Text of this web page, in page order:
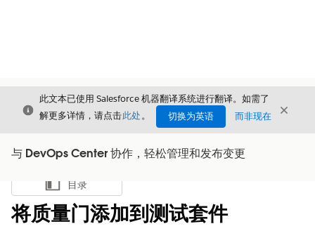
关闭
此文本已使用 Salesforce 机器翻译系统进行翻译。如需了
解更多详情，请点击此处。 切换为英语 而非现在 关闭
与 DevOps Center 协作，轻松管理和发布变更
显示目录
目录
将质量门添加到测试套件